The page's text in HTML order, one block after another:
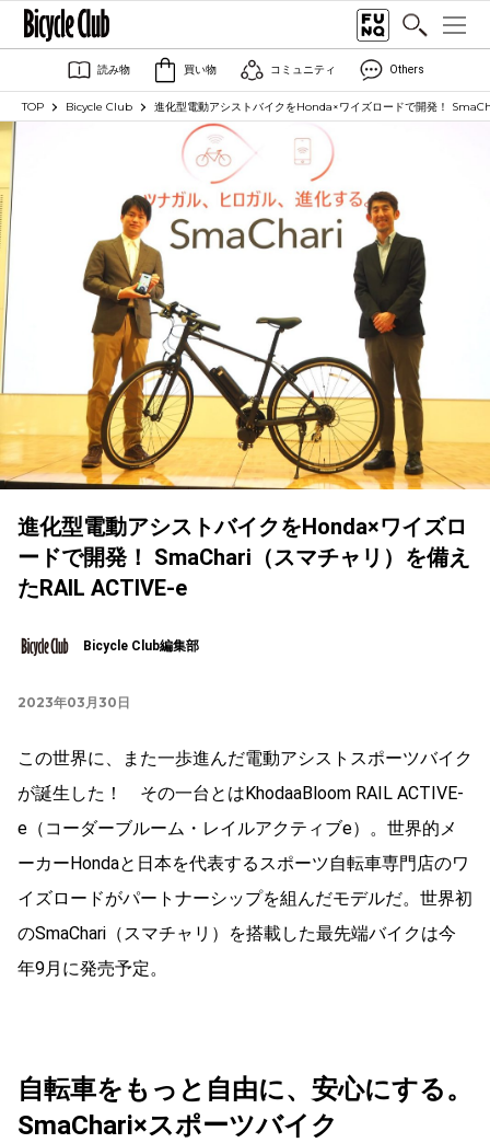
読み物 買い物 コミュニティ Others
TOP Bicycle Club 進化型電動アシストバイクをHonda×ワイズロードで開発！
進化型電動アシストバイクをHonda×ワイズロ
ードで開発！ SmaChari（スマチャリ）を備え
たRAIL ACTIVE-e
Bicycle Club編集部
2023年03月30日
この世界に、また一歩進んだ電動アシストスポーツバイク
が誕生した！ その一台とはKhodaaBloom RAIL ACTIVE-
e（コーダーブルーム・レイルアクティブe）。世界的メ
ーカーHondaと日本を代表するスポーツ自転車専門店のワ
イズロードがパートナーシップを組んだモデルだ。世界初
のSmaChari（スマチャリ）を搭載した最先端バイクは今
年9月に発売予定。
自転車をもっと自由に、安心にする。
SmaChari×スポーツバイク